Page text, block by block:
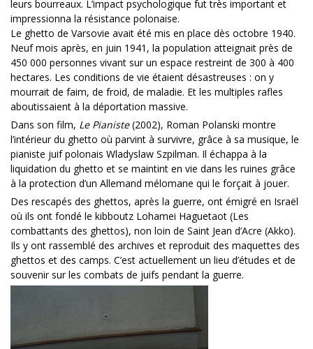
leurs bourreaux. L’impact psychologique fut très important et
impressionna la résistance polonaise.
Le ghetto de Varsovie avait été mis en place dès octobre 1940.
Neuf mois après, en juin 1941, la population atteignait près de
450 000 personnes vivant sur un espace restreint de 300 à 400
hectares. Les conditions de vie étaient désastreuses : on y
mourrait de faim, de froid, de maladie. Et les multiples rafles
aboutissaient à la déportation massive.
Dans son film, Le Pianiste(2002), Roman Polanski montre
l’intérieur du ghetto où parvint à survivre, grâce à sa musique, le
pianiste juif polonais Wladyslaw Szpilman. Il échappa à la
liquidation du ghetto et se maintint en vie dans les ruines grâce
à la protection d’un Allemand mélomane qui le forçait à jouer.
Des rescapés des ghettos, après la guerre, ont émigré en Israël
où ils ont fondé le kibboutz Lohamei Haguetaot (Les
combattants des ghettos), non loin de Saint Jean d’Acre (Akko).
Ils y ont rassemblé des archives et reproduit des maquettes des
ghettos et des camps. C’est actuellement un lieu d’études et de
souvenir sur les combats de juifs pendant la guerre.